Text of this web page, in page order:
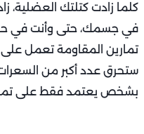
في جسمك، حتى وأنت في
تمارين المقاومة تعمل على
ستحرق عدد أكبر من السعرات
بشخص يعتمد فقط على